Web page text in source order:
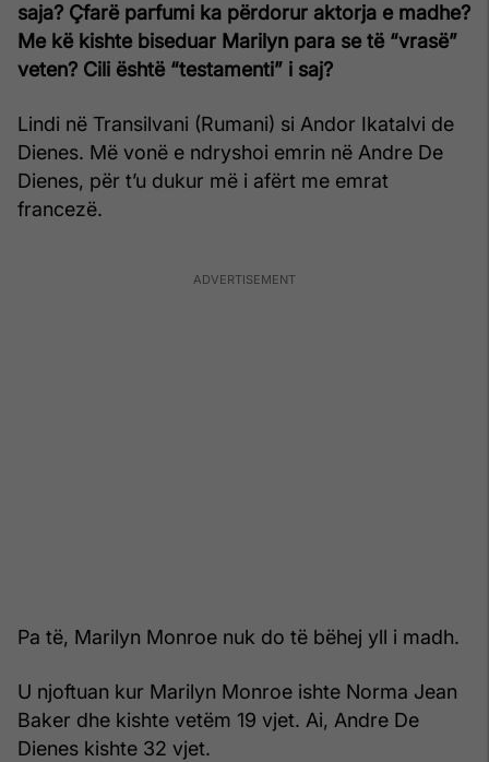
saja? Çfarë parfumi ka përdorur aktorja e madhe?
Me kë kishte biseduar Marilyn para se të “vrasë”
veten? Cili është “testamenti” i saj?
Lindi në Transilvani (Rumani) si Andor Ikatalvi de
Dienes. Më vonë e ndryshoi emrin në Andre De
Dienes, për t’u dukur më i afërt me emrat
francezë.
Pa të, Marilyn Monroe nuk do të bëhej yll i madh.
U njoftuan kur Marilyn Monroe ishte Norma Jean
Baker dhe kishte vetëm 19 vjet. Ai, Andre De
Dienes kishte 32 vjet.